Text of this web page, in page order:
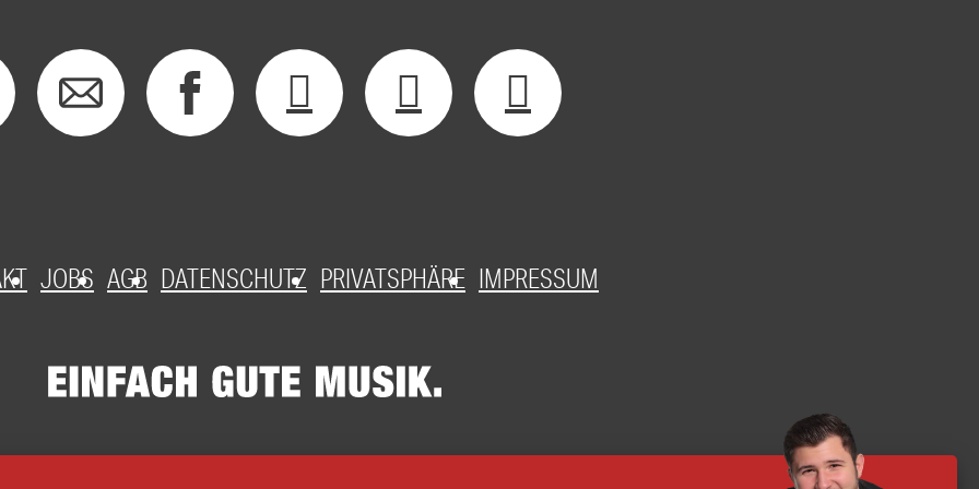
JOBS AGB DATENSCHUTZ PRIVATSPHÄRE IMPRESSUM